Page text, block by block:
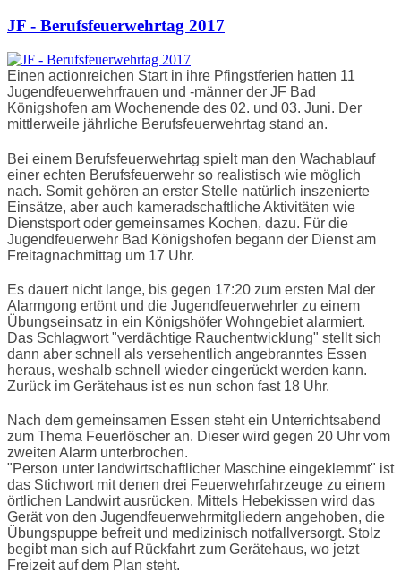
JF - Berufsfeuerwehrtag 2017
Einen actionreichen Start in ihre Pfingstferien hatten 11
Jugendfeuerwehrfrauen und -männer der JF Bad
Königshofen am Wochenende des 02. und 03. Juni. Der
mittlerweile jährliche Berufsfeuerwehrtag stand an.
Bei einem Berufsfeuerwehrtag spielt man den Wachablauf
einer echten Berufsfeuerwehr so realistisch wie möglich
nach. Somit gehören an erster Stelle natürlich inszenierte
Einsätze, aber auch kameradschaftliche Aktivitäten wie
Dienstsport oder gemeinsames Kochen, dazu. Für die
Jugendfeuerwehr Bad Königshofen begann der Dienst am
Freitagnachmittag um 17 Uhr.
Es dauert nicht lange, bis gegen 17:20 zum ersten Mal der
Alarmgong ertönt und die Jugendfeuerwehrler zu einem
Übungseinsatz in ein Königshöfer Wohngebiet alarmiert.
Das Schlagwort "verdächtige Rauchentwicklung" stellt sich
dann aber schnell als versehentlich angebranntes Essen
heraus, weshalb schnell wieder eingerückt werden kann.
Zurück im Gerätehaus ist es nun schon fast 18 Uhr.
Nach dem gemeinsamen Essen steht ein Unterrichtsabend
zum Thema Feuerlöscher an. Dieser wird gegen 20 Uhr vom
zweiten Alarm unterbrochen.
"Person unter landwirtschaftlicher Maschine eingeklemmt" ist
das Stichwort mit denen drei Feuerwehrfahrzeuge zu einem
örtlichen Landwirt ausrücken. Mittels Hebekissen wird das
Gerät von den Jugendfeuerwehrmitgliedern angehoben, die
Übungspuppe befreit und medizinisch notfallversorgt. Stolz
begibt man sich auf Rückfahrt zum Gerätehaus, wo jetzt
Freizeit auf dem Plan steht.